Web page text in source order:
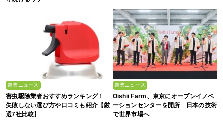
農業ニュース
害虫駆除業者おすすめランキング！
失敗しない選び方や口コミも紹介【厳
選7社比較】
農業ニュース
Oishii Farm、東京にオープンイノベ
ーションセンターを開所 日本の技術
で世界市場へ